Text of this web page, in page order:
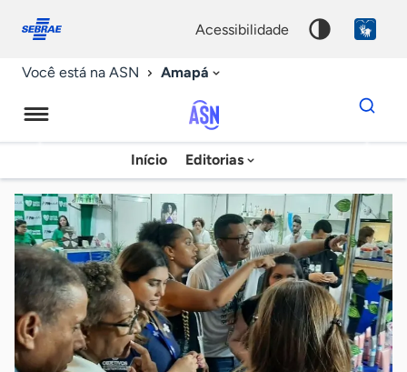
conosco
acessibilidade
Você está na ASN Amapá
Agência
Sebrae
de
Notícias
Início Editorias
Dados
para
chave